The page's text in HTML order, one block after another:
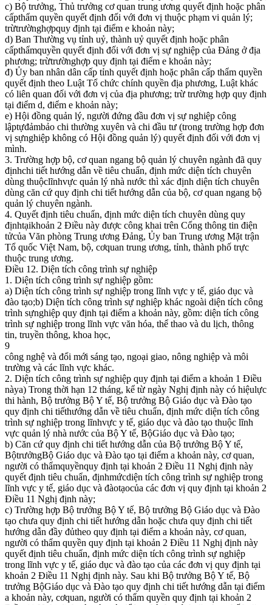
c) Bộ trưởng, Thủ trưởng cơ quan trung ương quyết định hoặc phân
cấpthẩm quyền quyết định đối với đơn vị thuộc phạm vi quản lý;
trừtrườnghợpquy định tại điểm e khoản này;
d) Ban Thường vụ tỉnh uỷ, thành uỷ quyết định hoặc phân
cấpthẩmquyền quyết định đối với đơn vị sự nghiệp của Đảng ở địa
phương; trừtrườnghợp quy định tại điểm e khoản này;
đ) Ủy ban nhân dân cấp tỉnh quyết định hoặc phân cấp thẩm quyền
quyết định theo Luật Tổ chức chính quyền địa phương, Luật khác
có liên quan đối với đơn vị của địa phương; trừ trường hợp quy định
tại điểm d, điểm e khoản này;
e) Hội đồng quản lý, người đứng đầu đơn vị sự nghiệp công
lậptựđảmbảo chi thường xuyên và chi đầu tư (trong trường hợp đơn
vị sựnghiệp không có Hội đồng quản lý) quyết định đối với đơn vị
mình.
3. Trường hợp bộ, cơ quan ngang bộ quản lý chuyên ngành đã quy
địnhchi tiết hướng dẫn về tiêu chuẩn, định mức diện tích chuyên
dùng thuộclĩnhvực quản lý nhà nước thì xác định diện tích chuyên
dùng căn cứ quy định chi tiết hướng dẫn của bộ, cơ quan ngang bộ
quản lý chuyên ngành.
4. Quyết định tiêu chuẩn, định mức diện tích chuyên dùng quy
địnhtạikhoản 2 Điều này được công khai trên Cổng thông tin điện
tửcủa Văn phòng Trung ương Đảng, Ủy ban Trung ương Mặt trận
Tổ quốc Việt Nam, bộ, cơquan trung ương, tỉnh, thành phố trực
thuộc trung ương.
Điều 12. Diện tích công trình sự nghiệp
1. Diện tích công trình sự nghiệp gồm:
a) Diện tích công trình sự nghiệp trong lĩnh vực y tế, giáo dục và
đào tạo;b) Diện tích công trình sự nghiệp khác ngoài diện tích công
trình sựnghiệp quy định tại điểm a khoản này, gồm: diện tích công
trình sự nghiệp trong lĩnh vực văn hóa, thể thao và du lịch, thông
tin, truyền thông, khoa học,
9
công nghệ và đổi mới sáng tạo, ngoại giao, nông nghiệp và môi
trường và các lĩnh vực khác.
2. Diện tích công trình sự nghiệp quy định tại điểm a khoản 1 Điều
nàya) Trong thời hạn 12 tháng, kể từ ngày Nghị định này có hiệulực
thi hành, Bộ trưởng Bộ Y tế, Bộ trưởng Bộ Giáo dục và Đào tạo
quy định chi tiếthướng dẫn về tiêu chuẩn, định mức diện tích công
trình sự nghiệp trong lĩnhvực y tế, giáo dục và đào tạo thuộc lĩnh
vực quản lý nhà nước của Bộ Y tế, BộGiáo dục và Đào tạo;
b) Căn cứ quy định chi tiết hướng dẫn của Bộ trưởng Bộ Y tế,
BộtrưởngBộ Giáo dục và Đào tạo tại điểm a khoản này, cơ quan,
người có thẩmquyềnquy định tại khoản 2 Điều 11 Nghị định này
quyết định tiêu chuẩn, địnhmứcdiện tích công trình sự nghiệp trong
lĩnh vực y tế, giáo dục và đàotạocủa các đơn vị quy định tại khoản 2
Điều 11 Nghị định này;
c) Trường hợp Bộ trưởng Bộ Y tế, Bộ trưởng Bộ Giáo dục và Đào
tạo chưa quy định chi tiết hướng dẫn hoặc chưa quy định chi tiết
hướng dẫn đầy đủtheo quy định tại điểm a khoản này, cơ quan,
người có thẩm quyền quy định tại khoản 2 Điều 11 Nghị định này
quyết định tiêu chuẩn, định mức diện tích công trình sự nghiệp
trong lĩnh vực y tế, giáo dục và đào tạo của các đơn vị quy định tại
khoản 2 Điều 11 Nghị định này. Sau khi Bộ trưởng Bộ Y tế, Bộ
trưởng BộGiáo dục và Đào tạo quy định chi tiết hướng dẫn tại điểm
a khoản này, cơquan, người có thẩm quyền quy định tại khoản 2